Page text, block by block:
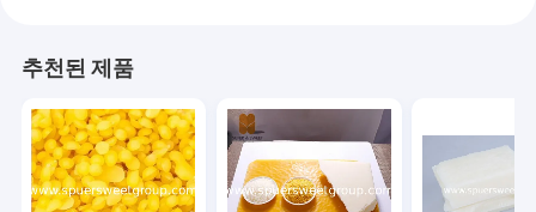
추천된 제품